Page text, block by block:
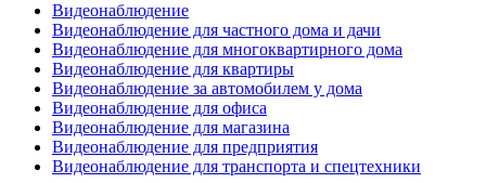
Видеонаблюдение
Видеонаблюдение для частного дома и дачи
Видеонаблюдение для многоквартирного дома
Видеонаблюдение для квартиры
Видеонаблюдение за автомобилем у дома
Видеонаблюдение для офиса
Видеонаблюдение для магазина
Видеонаблюдение для предприятия
Видеонаблюдение для транспорта и спецтехники